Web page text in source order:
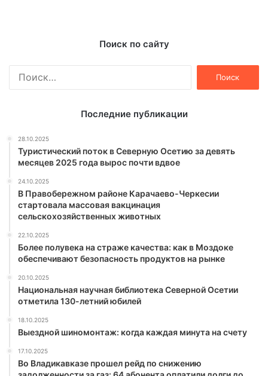
Поиск по сайту
Последние публикации
28.10.2025
Туристический поток в Северную Осетию за девять
месяцев 2025 года вырос почти вдвое
24.10.2025
В Правобережном районе Карачаево-Черкесии
стартовала массовая вакцинация
сельскохозяйственных животных
22.10.2025
Более полувека на страже качества: как в Моздоке
обеспечивают безопасность продуктов на рынке
20.10.2025
Национальная научная библиотека Северной Осетии
отметила 130-летний юбилей
18.10.2025
Выездной шиномонтаж: когда каждая минута на счету
17.10.2025
Во Владикавказе прошел рейд по снижению